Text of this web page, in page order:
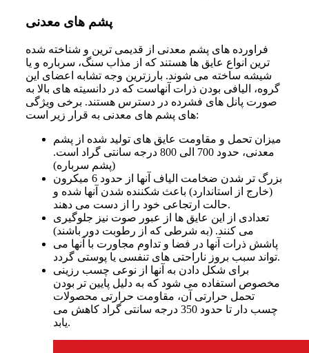
پشم های معدنی
فراورده‌ های پشم معدنی از قدیمی‌ ترین و شناخته شده‌
ترین انواع عایق‌ ها هستند که از مذاب سنگ، سرباره و یا
شیشه ساخته می‌ شوند. بارزترین وجه تشابه اعضای این
گروه، الیافی بودن ذرات آنهاست که در دانسیته‌ های بالا به
صورت پانل‌ های فشرده در دسترس هستند. برخی ویژگی‌
های پشم‌ های معدنی به قرار زیر است:
میزان تحمل و مقاومت عایق‌ های تولید شده از پشم
معدنی، حدود 700 الی 800 درجه سانتی گراد است.
(پشم سرباره)
بزرگ‌ تر شدن ضخامت الیاف آنها از حدود 6 میکرون
(خارج از استاندارد) باعث شکننده شدن آنها شده و
حالت ارتجاعی خود را از دست می‌ دهند.
تعدادی از این عایق‌ ها از عبور صوت نیز جلوگیری
می‌ کنند. (به شرطی که از رطوبت دور باشند)
پاشش ذرات آنها در فضا و تداوم مجاورت با آنها می‌
تواند سبب بروز ناراحتی‌ های تنفسی یا پوستی گردد.
برای شکل دادن به آنها از نوعی چسب رزینی
مخصوص استفاده می‌ شود که به دلیل پایین‌ تر بودن
تحمل حرارتی آن، مقاومت حرارتی محصولات
چسب‌ دار تا حدود 350 درجه سانتی‌ گراد کاهش می‌
یابد.